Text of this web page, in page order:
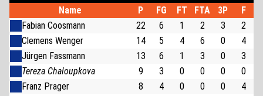
Name P FG FT FTA 3P
F
Fabian Coosmann
22 6 1 2 3
2
Clemens Wenger
14 5 4 6 0
4
Jürgen Fassmann
13 6 1 3 0
3
Tereza Chaloupkova
9 3 0 0 0
0
Franz Prager
8 4 0 0 0 4